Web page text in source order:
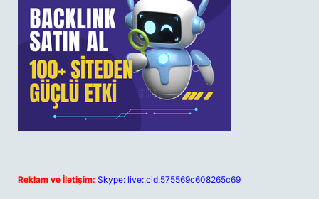
Reklam ve İletişim: Skype: live:.cid.575569c608265c69